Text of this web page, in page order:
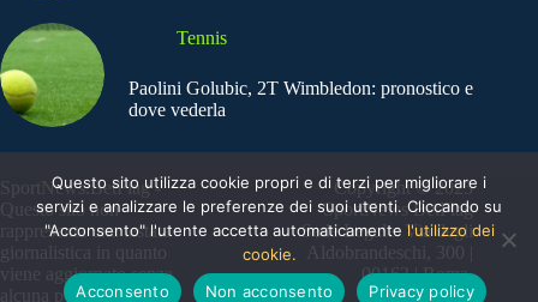
Tennis
Paolini Golubic, 2T Wimbledon: pronostico e
dove vederla
SportNews.BetFlag -
Questo sito non
rappresenta una testata
giornalistica in quanto
viene aggiornato senza
alcuna periodicità
Copyright © 2025
SportNews BetFlag
Sede Legale: Via degli
Aldobrandeschi, 300 |
00163 | Roma
Questo sito utilizza cookie propri e di terzi per migliorare i
servizi e analizzare le preferenze dei suoi utenti. Cliccando su
"Acconsento" l'utente accetta automaticamente l'utilizzo dei
cookie.
Acconsento
Non acconsento Privacy policy